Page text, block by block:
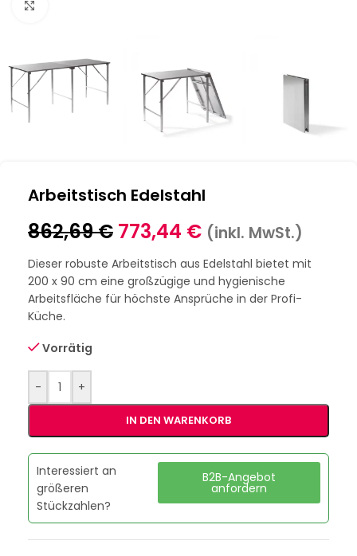
Arbeitstisch Edelstahl
862,69€ 773,44 € (inkl. MwSt.)
Dieser robuste Arbeitstisch aus Edelstahl bietet mit
200 x 90 cm eine großzügige und hygienische
Arbeitsfläche für höchste Ansprüche in der Profi-
Küche.
Vorrätig
- +
IN DEN WARENKORB
Interessiert an
größeren
Stückzahlen?
B2B-Angebot
anfordern